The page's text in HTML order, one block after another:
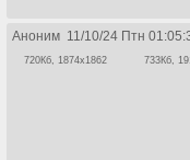
Аноним 11/10/24 Птн
720Кб, 1874x1862 733Кб,